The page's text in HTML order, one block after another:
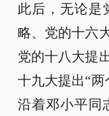
此后，无论是
略、党的十六
党的十八大提
十九大提出“
沿着邓小平同